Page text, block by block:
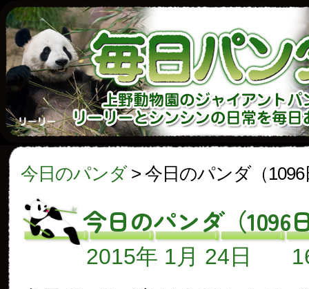
今日のパンダ> 今日のパンダ（1096
今日のパンダ（1096
2015年 1月 24日